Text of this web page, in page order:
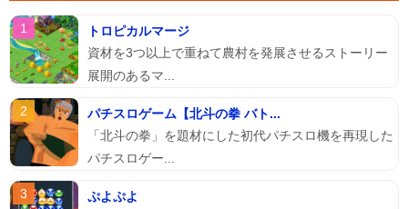
トロピカルマージ
資材を3つ以上で重ねて農村を発展させるストーリー
展開のあるマ...
パチスロゲーム【北斗の拳 バト...
「北斗の拳」を題材にした初代パチスロ機を再現した
パチスロゲー...
ぷよぷよ